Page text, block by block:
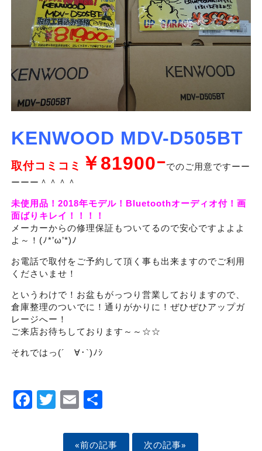
KENWOOD MDV-D505BT
取付コミコミ ￥81900ｰでのご用意ですーー
ーーー＾＾＾＾
未使用品！2018年モデル！Bluetoothオーディオ付！画
面ばりキレイ！！！！
メーカーからの修理保証もついてるので安心ですよよよ
よ～！(ﾉ*’ω’*)ﾉ
お電話で取付をご予約して頂く事も出来ますのでご利用
くださいませ！
というわけで！お盆もがっつり営業しておりますので、
倉庫整理のついでに！通りがかりに！ぜひぜひアップガ
レージへー！
ご来店お待ちしております～～☆☆
それではっ(´ゝ∀･`)ﾉｼ
Facebook
Twitter
EmailShare
«前の記事 次の記事»